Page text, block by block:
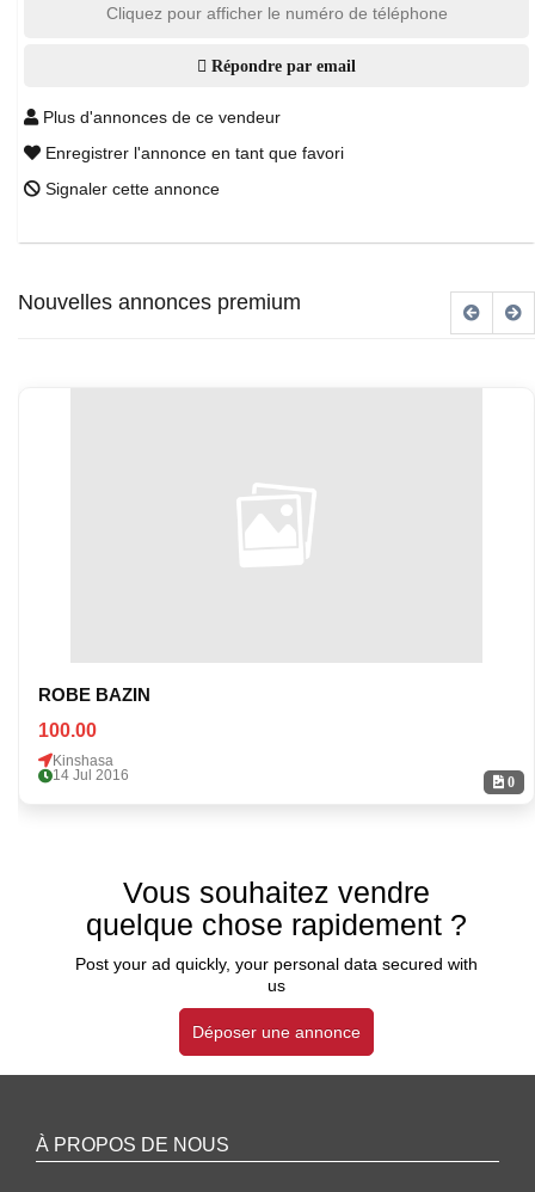
Cliquez pour afficher le numéro de téléphone
Répondre par email
Plus d'annonces de ce vendeur
Enregistrer l'annonce en tant que favori
Signaler cette annonce
Nouvelles annonces premium
0
ROBE BAZIN
100.00
Kinshasa
14 Jul 2016
Vous souhaitez vendre
quelque chose rapidement ?
Post your ad quickly, your personal data secured with
us
Déposer une annonce
À PROPOS DE NOUS